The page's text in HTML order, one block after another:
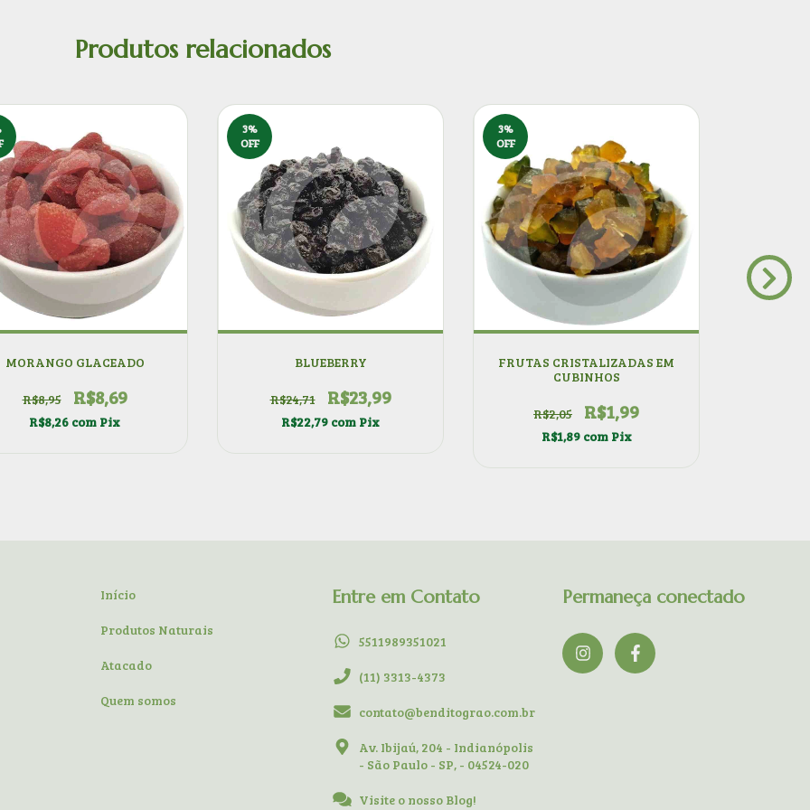
Produtos relacionados
MORANGO GLACEADO
R$8,95 R$8,69
R$8,26 com Pix
3%
OFF
BLUEBERRY
R$24,71 R$23,99
R$22,79 com Pix
3%
OFF
FRUTAS CRISTALIZADAS EM
CUBINHOS
R$2,05 R$1,99
R$1,89 com Pix
Início
Produtos Naturais
Atacado
Quem somos
Entre em Contato
5511989351021
(11) 3313-4373
contato@benditograo.com.br
Av. Ibijaú, 204 - Indianópolis
- São Paulo - SP, - 04524-020
Visite o nosso Blog!
Permaneça conectado